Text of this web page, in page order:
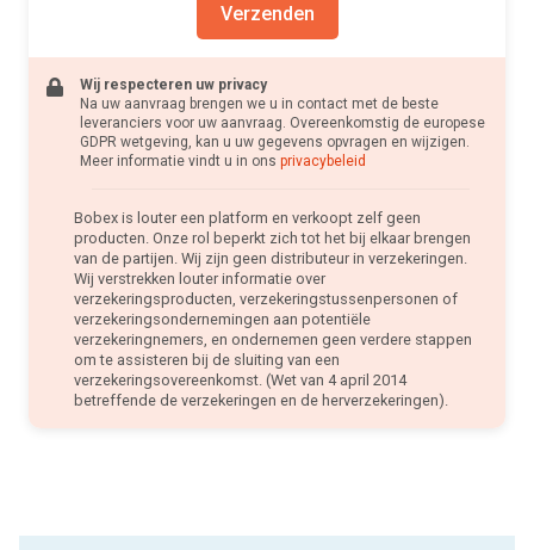
Verzenden
Wij respecteren uw privacy
Na uw aanvraag brengen we u in contact met de beste
leveranciers voor uw aanvraag. Overeenkomstig de europese
GDPR wetgeving, kan u uw gegevens opvragen en wijzigen.
Meer informatie vindt u in ons privacybeleid
Bobex is louter een platform en verkoopt zelf geen
producten. Onze rol beperkt zich tot het bij elkaar brengen
van de partijen. Wij zijn geen distributeur in verzekeringen.
Wij verstrekken louter informatie over
verzekeringsproducten, verzekeringstussenpersonen of
verzekeringsondernemingen aan potentiële
verzekeringnemers, en ondernemen geen verdere stappen
om te assisteren bij de sluiting van een
verzekeringsovereenkomst. (Wet van 4 april 2014
betreffende de verzekeringen en de herverzekeringen).